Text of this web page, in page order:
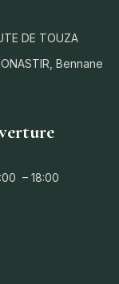
DE TOUZA
Bennane
– 18:00